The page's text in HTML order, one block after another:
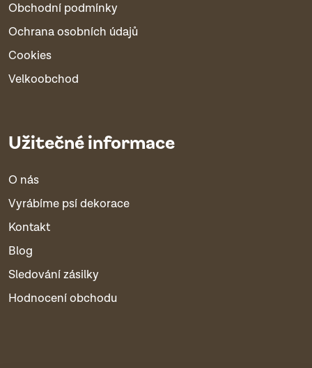
Obchodní podmínky
Ochrana osobních údajů
Cookies
Velkoobchod
Užitečné informace
O nás
Vyrábíme psí dekorace
Kontakt
Blog
Sledování zásilky
Hodnocení obchodu